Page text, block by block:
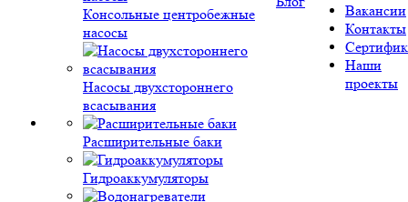
Консольные центробежные
насосы
Насосы двухстороннего
всасывания
Расширительные баки
Гидроаккумуляторы
Вакансии
Контакты
Наши
проекты